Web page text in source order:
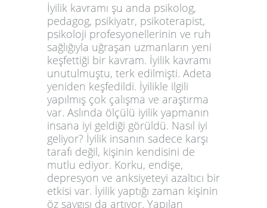
İyilik kavramı şu anda psikolog,
pedagog, psikiyatr, psikoterapist,
psikoloji profesyonellerinin ve ruh
sağlığıyla uğraşan uzmanların yeni
keşfettiği bir kavram. İyilik kavramı
unutulmuştu, terk edilmişti. Adeta
yeniden keşfedildi. İyilikle ilgili
yapılmış çok çalışma ve araştırma
var. Aslında ölçülü iyilik yapmanın
insana iyi geldiği görüldü. Nasıl iyi
geliyor? İyilik insanın sadece karşı
tarafı değil, kişinin kendisini de
mutlu ediyor. Korku, endişe,
depresyon ve anksiyeteyi azaltıcı bir
etkisi var. İyilik yaptığı zaman kişinin
öz saygısı da artıyor. Yapılan